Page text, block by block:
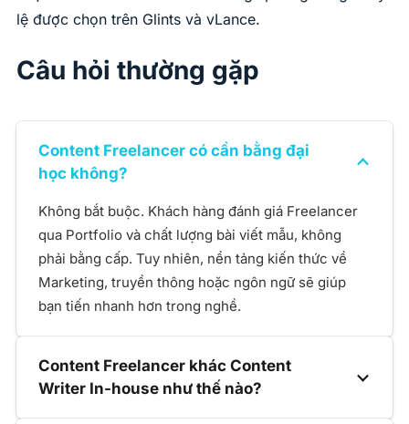
lệ được chọn trên Glints và vLance.
Câu hỏi thường gặp
Content Freelancer có cần bằng đại
học không?
Không bắt buộc. Khách hàng đánh giá Freelancer
qua Portfolio và chất lượng bài viết mẫu, không
phải bằng cấp. Tuy nhiên, nền tảng kiến thức về
Marketing, truyền thông hoặc ngôn ngữ sẽ giúp
bạn tiến nhanh hơn trong nghề.
Content Freelancer khác Content
Writer In-house như thế nào?